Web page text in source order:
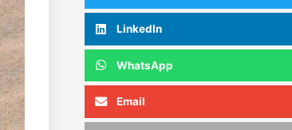
LinkedIn
WhatsApp
Email